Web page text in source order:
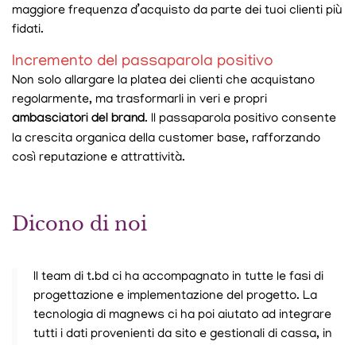
maggiore frequenza d’acquisto da parte dei tuoi clienti più
fidati.
Incremento del passaparola positivo
Non solo allargare la platea dei clienti che acquistano
regolarmente, ma trasformarli in veri e propri
ambasciatori del brand. Il passaparola positivo consente
la crescita organica della customer base, rafforzando
così reputazione e attrattività.
Dicono di noi
Il team di t.bd ci ha accompagnato in tutte le fasi di
progettazione e implementazione del progetto. La
tecnologia di magnews ci ha poi aiutato ad integrare
tutti i dati provenienti da sito e gestionali di cassa, in